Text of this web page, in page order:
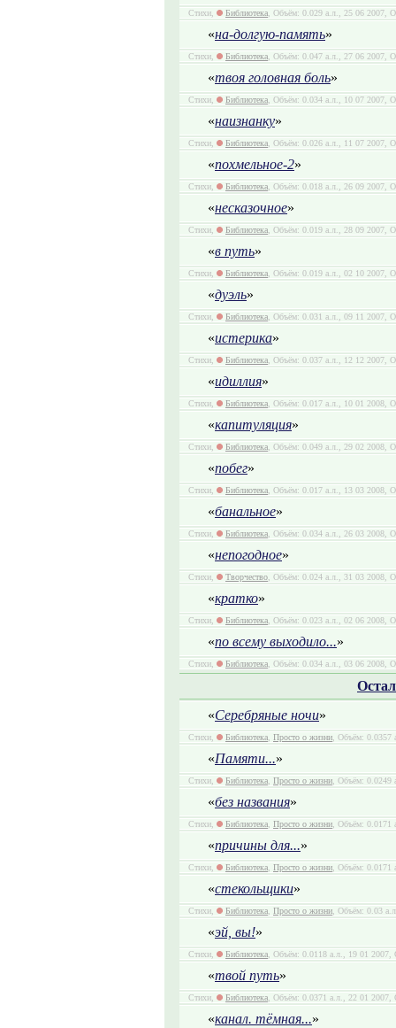
Стихи, Библиотека, Объём: 0.029 а.л., 25 06 2007,
«на-долгую-память»
Стихи, Библиотека, Объём: 0.047 а.л., 27 06 2007,
«твоя головная боль»
Стихи, Библиотека, Объём: 0.034 а.л., 10 07 2007,
«наизнанку»
Стихи, Библиотека, Объём: 0.026 а.л., 11 07 2007,
«похмельное-2»
Стихи, Библиотека, Объём: 0.018 а.л., 26 09 2007,
«несказочное»
Стихи, Библиотека, Объём: 0.019 а.л., 28 09 2007,
«в путь»
Стихи, Библиотека, Объём: 0.019 а.л., 02 10 2007,
«дуэль»
Стихи, Библиотека, Объём: 0.031 а.л., 09 11 2007,
«истерика»
Стихи, Библиотека, Объём: 0.037 а.л., 12 12 2007,
«идиллия»
Стихи, Библиотека, Объём: 0.017 а.л., 10 01 2008,
«капитуляция»
Стихи, Библиотека, Объём: 0.049 а.л., 29 02 2008,
«побег»
Стихи, Библиотека, Объём: 0.017 а.л., 13 03 2008,
«банальное»
Стихи, Библиотека, Объём: 0.034 а.л., 26 03 2008,
«непогодное»
Стихи, Творчество, Объём: 0.024 а.л., 31 03 2008,
«кратко»
Стихи, Библиотека, Объём: 0.023 а.л., 02 06 2008,
«по всему выходило...»
Стихи, Библиотека, Объём: 0.034 а.л., 03 06 2008,
«Серебряные ночи»
Стихи, Библиотека, Просто о жизни, Объём: 0.0357
«Памяти...»
Стихи, Библиотека, Просто о жизни, Объём: 0.0249
«без названия»
Стихи, Библиотека, Просто о жизни, Объём: 0.0171
«причины для...»
Стихи, Библиотека, Просто о жизни, Объём: 0.0171
«стекольщики»
Стихи, Библиотека, Просто о жизни, Объём: 0.03
«эй, вы!»
Стихи, Библиотека, Объём: 0.0118 а.л., 19 01 2007,
«твой путь»
Стихи, Библиотека, Объём: 0.0371 а.л., 22 01 2007,
«канал. тёмная...»